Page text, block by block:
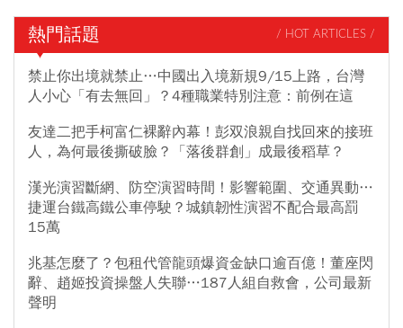
熱門話題 / HOT ARTICLES /
禁止你出境就禁止…中國出入境新規9/15上路，台灣
人小心「有去無回」？4種職業特別注意：前例在這
友達二把手柯富仁裸辭內幕！彭双浪親自找回來的接班
人，為何最後撕破臉？「落後群創」成最後稻草？
漢光演習斷網、防空演習時間！影響範圍、交通異動…
捷運台鐵高鐵公車停駛？城鎮韌性演習不配合最高罰
15萬
兆基怎麼了？包租代管龍頭爆資金缺口逾百億！董座閃
辭、趙姬投資操盤人失聯…187人組自救會，公司最新
聲明